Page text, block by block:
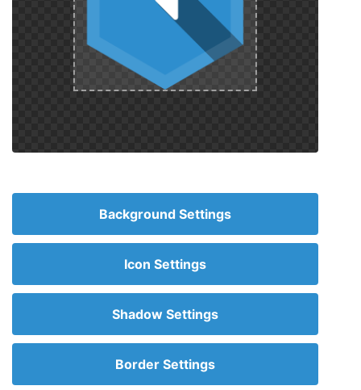
Background Settings
Icon Settings
Shadow Settings
Border Settings